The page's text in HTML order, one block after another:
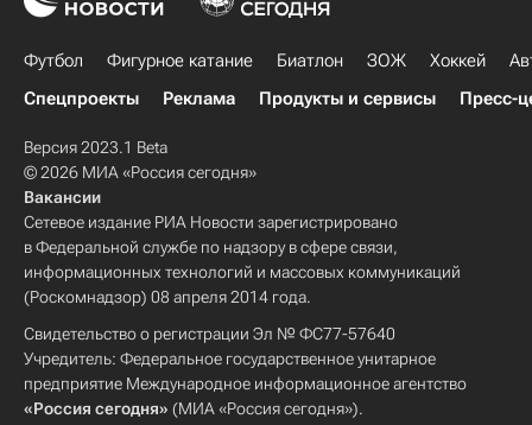
Футбол Фигурное катание Биатлон ЗОЖ Хоккей
Спецпроекты
Реклама Продукты и сервисы Пресс-
Версия 2023.1 Beta
© 2026 МИА «Россия сегодня»
Вакансии
Сетевое издание РИА Новости зарегистрировано
в Федеральной службе по надзору в сфере связи,
информационных технологий и массовых коммуникаций
(Роскомнадзор) 08 апреля 2014 года.
Свидетельство о регистрации Эл № ФС77-57640
Учредитель: Федеральное государственное унитарное
предприятие Международное информационное агентство
«Россия сегодня» (МИА «Россия сегодня»).